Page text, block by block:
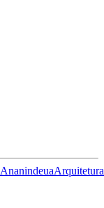
AnanindeuaArquitetura